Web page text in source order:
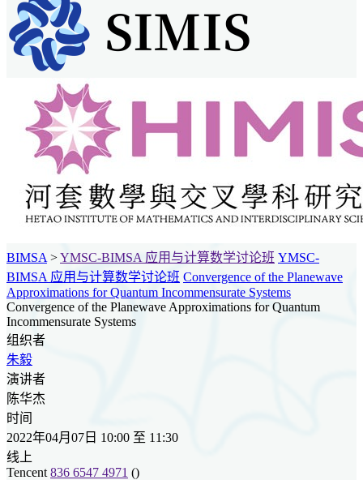
BIMSA >YMSC-BIMSA 应用与计算数学讨论班 YMSC-
BIMSA 应用与计算数学讨论班 Convergence of the Planewave
Approximations for Quantum Incommensurate Systems
Convergence of the Planewave Approximations for Quantum
Incommensurate Systems
组织者
朱毅
演讲者
陈华杰
时间
2022年04月07日 10:00 至 11:30
线上
Tencent 836 6547 4971 ()